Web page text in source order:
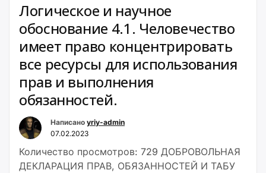
Логическое и научное
обоснование 4.1. Человечество
имеет право концентрировать
все ресурсы для использования
прав и выполнения
обязанностей.
Написано yriy-admin
07.02.2023
Количество просмотров: 729 ДОБРОВОЛЬНАЯ
ДЕКЛАРАЦИЯ ПРАВ, ОБЯЗАННОСТЕЙ И ТАБУ